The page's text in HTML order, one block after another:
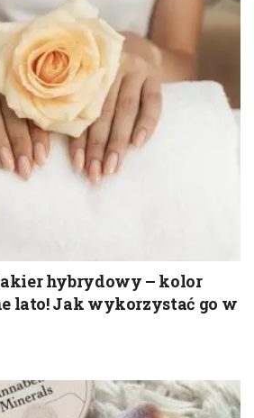
hybrydowy – kolor
lato! Jak wykorzystać go w